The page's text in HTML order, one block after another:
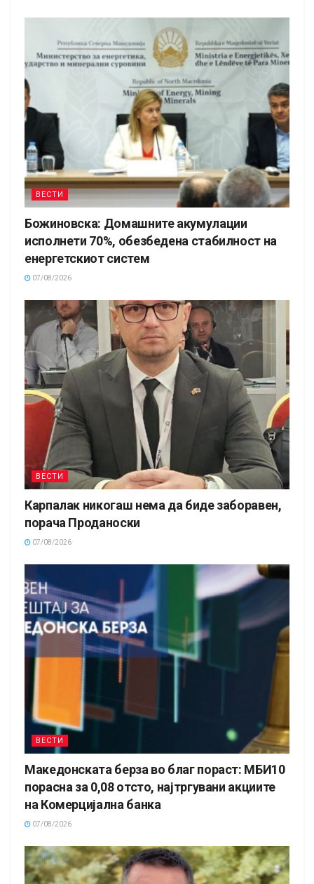
ВЕСТИ
Божиновска: Домашните акумулации
исполнети 70%, обезбедена стабилност на
енергетскиот систем
07/08/2026
ВЕСТИ
Карпалак никогаш нема да биде заборавен,
порача Проданоски
07/08/2026
ВЕСТИ
Македонската берза во благ пораст: МБИ10
порасна за 0,08 отсто, најтргувани акциите
на Комерцијална банка
07/08/2026